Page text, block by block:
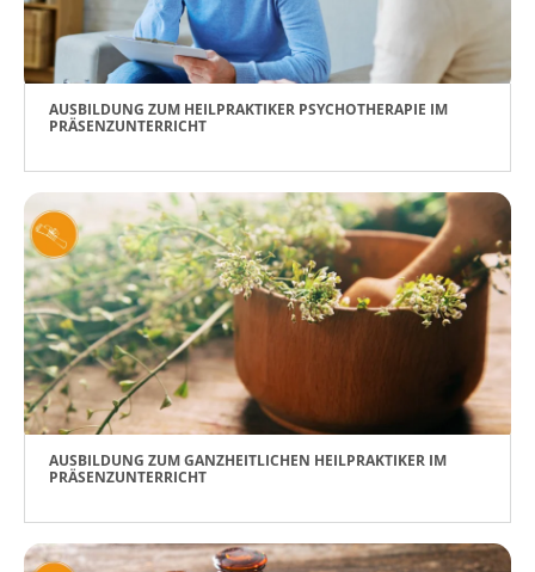
AUSBILDUNG ZUM HEILPRAKTIKER PSYCHOTHERAPIE IM
PRÄSENZUNTERRICHT
AUSBILDUNG ZUM GANZHEITLICHEN HEILPRAKTIKER IM
PRÄSENZUNTERRICHT